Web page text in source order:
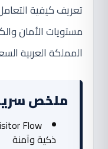
تعريف كيفية
مستويات الأمان
المملكة العربية
ملخص
ذكية وآمنة